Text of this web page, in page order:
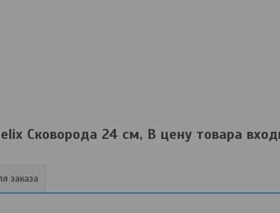
Сковорода 24 см, В цену товара
заказа